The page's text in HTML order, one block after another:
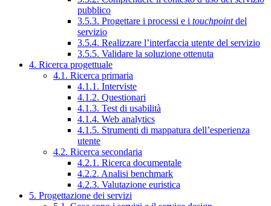
pubblico
3.5.3. Progettare i processi e i touchpointdel
servizio
3.5.4. Realizzare l’interfaccia utente del servizio
3.5.5. Validare la soluzione ottenuta
4. Ricerca progettuale
4.1. Ricerca primaria
4.1.1. Interviste
4.1.2. Questionari
4.1.3. Test di usabilità
4.1.4. Web analytics
4.1.5. Strumenti di mappatura dell’esperienza
utente
4.2. Ricerca secondaria
4.2.1. Ricerca documentale
4.2.2. Analisi benchmark
4.2.3. Valutazione euristica
5. Progettazione dei servizi